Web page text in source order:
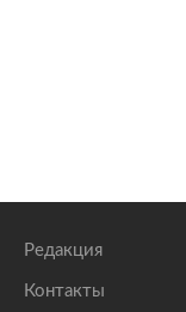
Редакция
Контакты